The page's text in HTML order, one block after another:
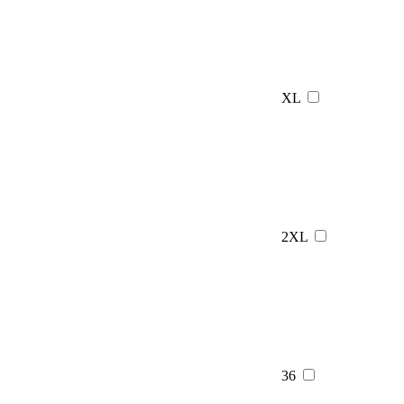
XL
2XL
36